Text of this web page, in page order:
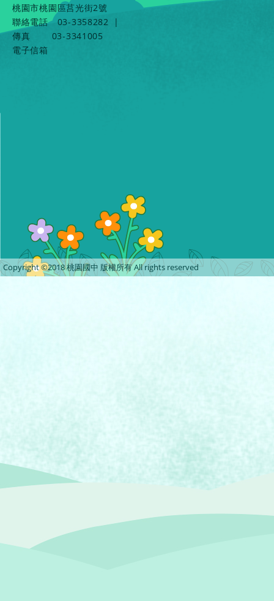
桃園市桃園區莒光街2號
聯絡電話
03-3358282
|
傳真
03-3341005
電子信箱
Copyright ©2018 桃園國中 版權所有 All rights reserved